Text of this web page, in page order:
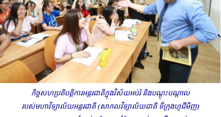
កិច្ចសហប្រតិបត្តិការអន្តរជាតិក្នុងវិស័យអប់រំ និងបណ្តុះបណ្តាល
របស់មហាវិទ្យាល័យអន្តរជាតិ (សាកលវិទ្យាល័យជាតិ ទីក្រុងហូជីមិញ)